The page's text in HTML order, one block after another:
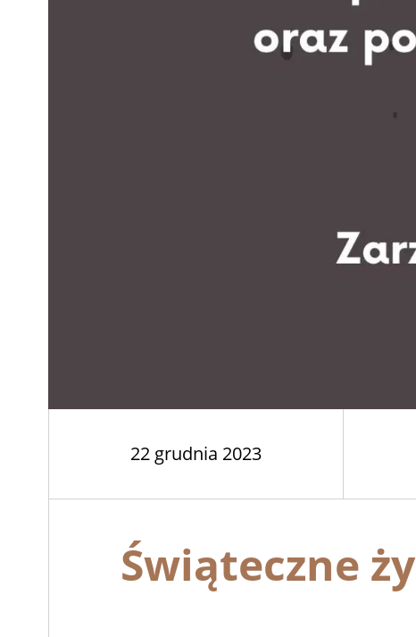
22 grudnia 2023
Świąteczne